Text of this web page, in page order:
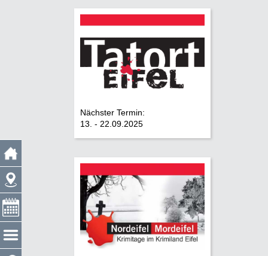
Nächster Termin:
13. - 22.09.2025